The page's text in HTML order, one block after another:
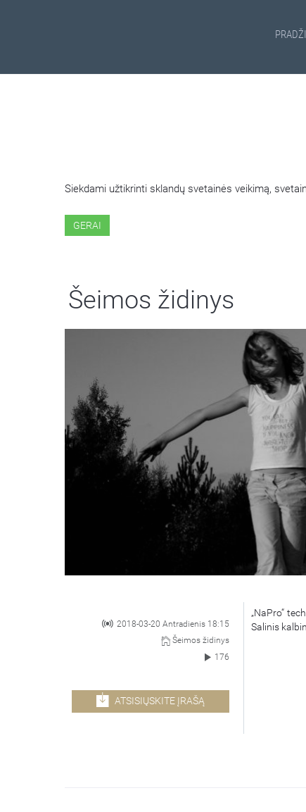
Siekdami užtikrinti sklandų svetainės veikimą,
GERAI
Šeimos židinys
2018-03-20 Antradienis 18:15
Šeimos židinys
176
ATSISIŲSKITE ĮRAŠĄ
„NaPro“
Salinis